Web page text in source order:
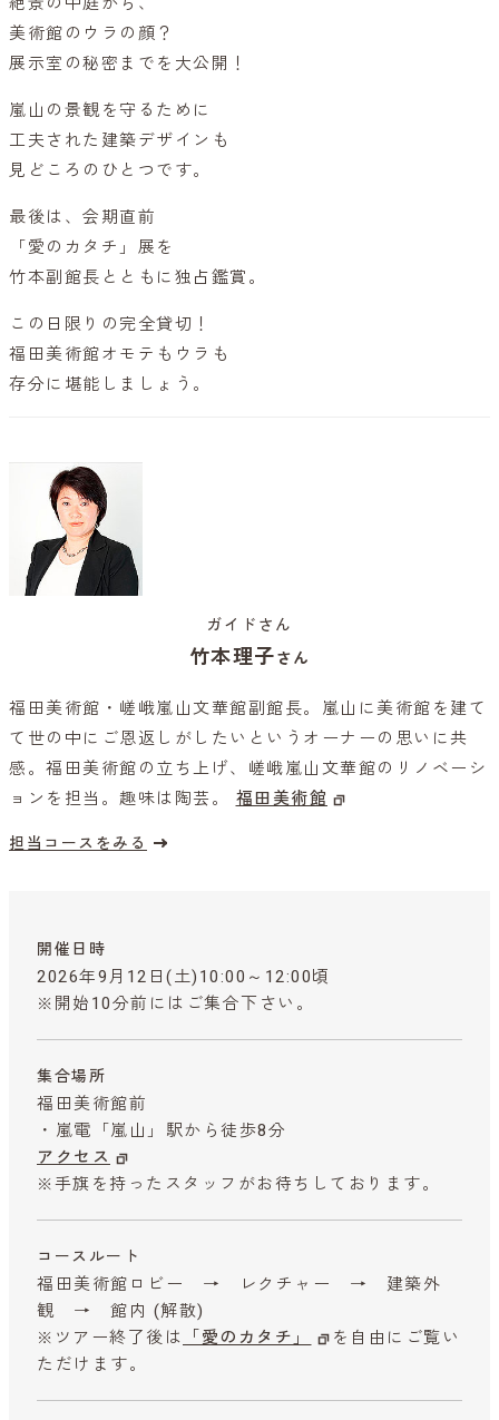
美術館のウラの顔？
展示室の秘密までを大公開！
嵐山の景観を守るために
工夫された建築デザインも
見どころのひとつです。
最後は、会期直前
「愛のカタチ」展を
竹本副館長とともに独占鑑賞。
この日限りの完全貸切！
福田美術館オモテもウラも
存分に堪能しましょう。
ガイドさん
竹本理子さん
福田美術館・嵯峨嵐山文華館副館長。嵐山に美術館を建て
て世の中にご恩返しがしたいというオーナーの思いに共
感。福田美術館の立ち上げ、嵯峨嵐山文華館のリノベーシ
ョンを担当。趣味は陶芸。 福田美術館
担当コースをみる
開催日時
2026年9月12日(土)10:00～12:00頃
※開始10分前にはご集合下さい。
集合場所
福田美術館前
・嵐電「嵐山」駅から徒歩8分
アクセス
※手旗を持ったスタッフがお待ちしております。
コースルート
福田美術館ロビー → レクチャー → 建築外
観 → 館内 (解散)
※ツアー終了後は
「愛のカタチ」
を自由にご覧い
ただけます。